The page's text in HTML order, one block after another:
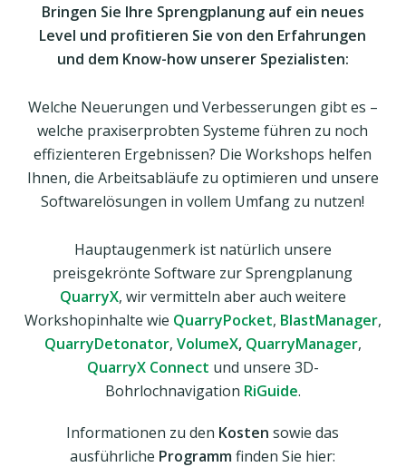
Bringen Sie Ihre Sprengplanung auf ein neues
Level und profitieren Sie von den Erfahrungen
und dem Know-how unserer Spezialisten:
Welche Neuerungen und Verbesserungen gibt es –
welche praxiserprobten Systeme führen zu noch
effizienteren Ergebnissen? Die Workshops helfen
Ihnen, die Arbeitsabläufe zu optimieren und unsere
Softwarelösungen in vollem Umfang zu nutzen!
Hauptaugenmerk ist natürlich unsere
preisgekrönte Software zur Sprengplanung
QuarryX, wir vermitteln aber auch weitere
Workshopinhalte wie QuarryPocket, BlastManager,
QuarryDetonator, VolumeX, QuarryManager,
QuarryX Connect und unsere 3D-
Bohrlochnavigation RiGuide.
Informationen zu den Kosten sowie das
ausführliche Programmfinden Sie hier: